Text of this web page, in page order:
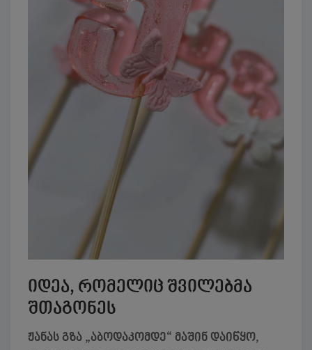
იდეა, რომელიც შვილებმა
შთაგონეს
ჟანას გზა „აბოდაკომდე“ მაშინ დაიწყო,